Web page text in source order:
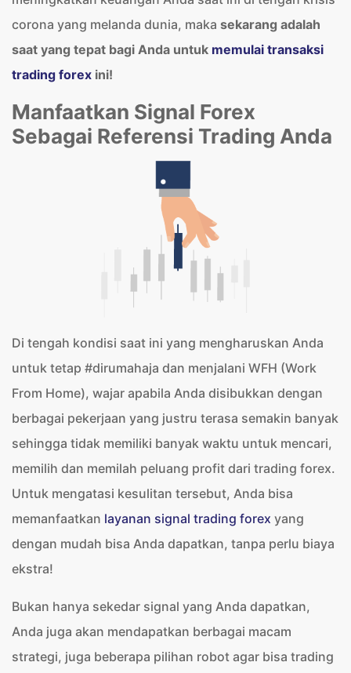
corona yang melanda dunia, maka sekarang adalah
saat yang tepat bagi Anda untuk memulai transaksi
trading forex ini!
Manfaatkan Signal Forex
Sebagai Referensi Trading Anda
Di tengah kondisi saat ini yang mengharuskan Anda
untuk tetap #dirumahaja dan menjalani WFH (Work
From Home), wajar apabila Anda disibukkan dengan
berbagai pekerjaan yang justru terasa semakin banyak
sehingga tidak memiliki banyak waktu untuk mencari,
memilih dan memilah peluang profit dari trading forex.
Untuk mengatasi kesulitan tersebut, Anda bisa
memanfaatkan layanan signal trading forex yang
dengan mudah bisa Anda dapatkan, tanpa perlu biaya
ekstra!
Bukan hanya sekedar signal yang Anda dapatkan,
Anda juga akan mendapatkan berbagai macam
strategi, juga beberapa pilihan robot agar bisa trading